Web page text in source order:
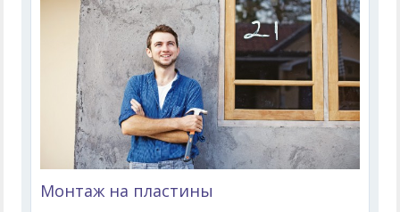
Монтаж на пластины